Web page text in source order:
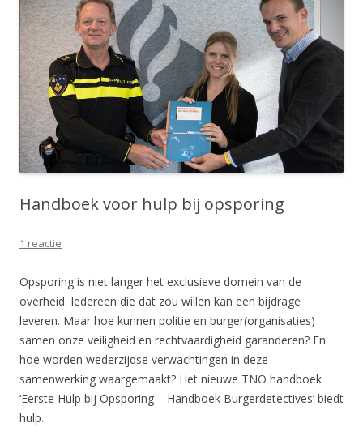
Handboek voor hulp bij opsporing
1 reactie
Opsporing is niet langer het exclusieve domein van de
overheid. Iedereen die dat zou willen kan een bijdrage
leveren. Maar hoe kunnen politie en burger(organisaties)
samen onze veiligheid en rechtvaardigheid garanderen? En
hoe worden wederzijdse verwachtingen in deze
samenwerking waargemaakt? Het nieuwe TNO handboek
‘Eerste Hulp bij Opsporing – Handboek Burgerdetectives’ biedt
hulp.